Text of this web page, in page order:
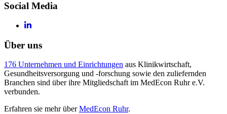
Social Media
Über uns
176 Unternehmen und Einrichtungen aus Klinikwirtschaft,
Gesundheitsversorgung und -forschung sowie den zuliefernden
Branchen sind über ihre Mitgliedschaft im MedEcon Ruhr e.V.
verbunden.
Erfahren sie mehr überMedEcon Ruhr.